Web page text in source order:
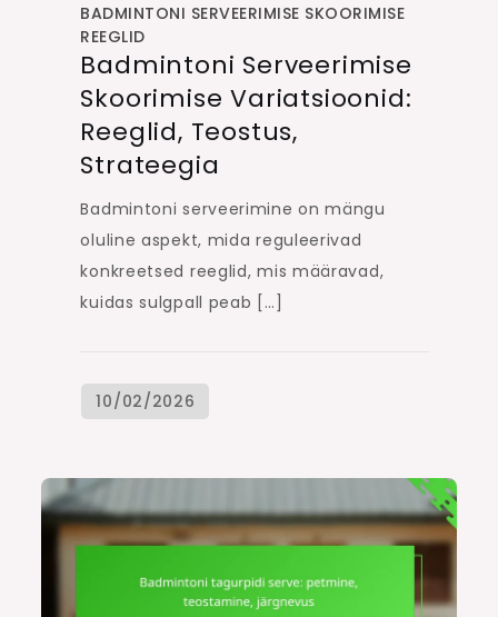
BADMINTONI SERVEERIMISE SKOORIMISE
REEGLID
Badmintoni Serveerimise
Skoorimise Variatsioonid:
Reeglid, Teostus,
Strateegia
Badmintoni serveerimine on mängu
oluline aspekt, mida reguleerivad
konkreetsed reeglid, mis määravad,
kuidas sulgpall peab […]